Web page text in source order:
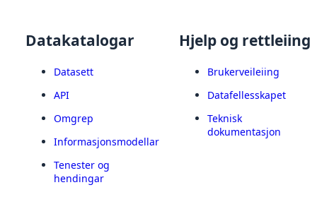
Datakatalogar
Datasett
API
Omgrep
Informasjonsmodellar
Tenester og
hendingar
Hjelp og rettleiing
Brukerveileiing
Datafellesskapet
Teknisk
dokumentasjon